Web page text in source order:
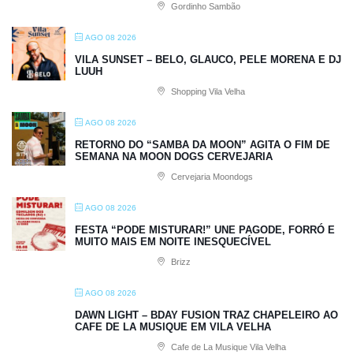
Gordinho Sambão
AGO 08 2026
VILA SUNSET – BELO, GLAUCO, PELE MORENA E DJ
LUUH
Shopping Vila Velha
AGO 08 2026
RETORNO DO “SAMBA DA MOON” AGITA O FIM DE
SEMANA NA MOON DOGS CERVEJARIA
Cervejaria Moondogs
AGO 08 2026
FESTA “PODE MISTURAR!” UNE PAGODE, FORRÓ E
MUITO MAIS EM NOITE INESQUECÍVEL
Brizz
AGO 08 2026
DAWN LIGHT – BDAY FUSION TRAZ CHAPELEIRO AO
CAFE DE LA MUSIQUE EM VILA VELHA
Cafe de La Musique Vila Velha